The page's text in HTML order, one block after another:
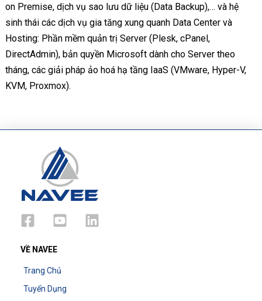
on Premise, dịch vụ sao lưu dữ liệu (Data Backup),… và hệ
sinh thái các dịch vụ gia tăng xung quanh Data Center và
Hosting: Phần mềm quản trị Server (Plesk, cPanel,
DirectAdmin), bản quyền Microsoft dành cho Server theo
tháng, các giải pháp ảo hoá hạ tầng IaaS (VMware, Hyper-V,
KVM, Proxmox).
VỀ NAVEE
Trang Chủ
Tuyển Dụng